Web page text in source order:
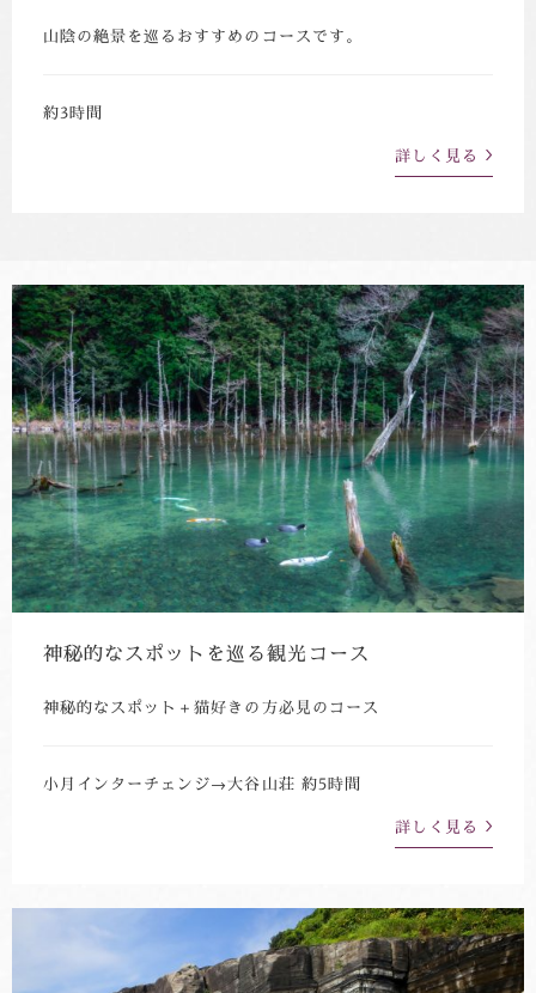
山陰の絶景を巡るおすすめのコースです。
約3時間
詳しく見る
神秘的なスポットを巡る観光コース
神秘的なスポット＋猫好きの方必見のコース
小月インターチェンジ→大谷山荘 約5時間
詳しく見る